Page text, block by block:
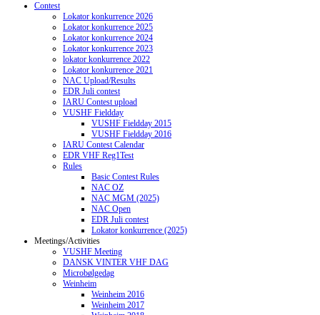
Contest
Lokator konkurrence 2026
Lokator konkurrence 2025
Lokator konkurrence 2024
Lokator konkurrence 2023
lokator konkurrence 2022
Lokator konkurrence 2021
NAC Upload/Results
EDR Juli contest
IARU Contest upload
VUSHF Fieldday
VUSHF Fieldday 2015
VUSHF Fieldday 2016
IARU Contest Calendar
EDR VHF Reg1Test
Rules
Basic Contest Rules
NAC OZ
NAC MGM (2025)
NAC Open
EDR Juli contest
Lokator konkurrence (2025)
Meetings/Activities
VUSHF Meeting
DANSK VINTER VHF DAG
Microbølgedag
Weinheim
Weinheim 2016
Weinheim 2017